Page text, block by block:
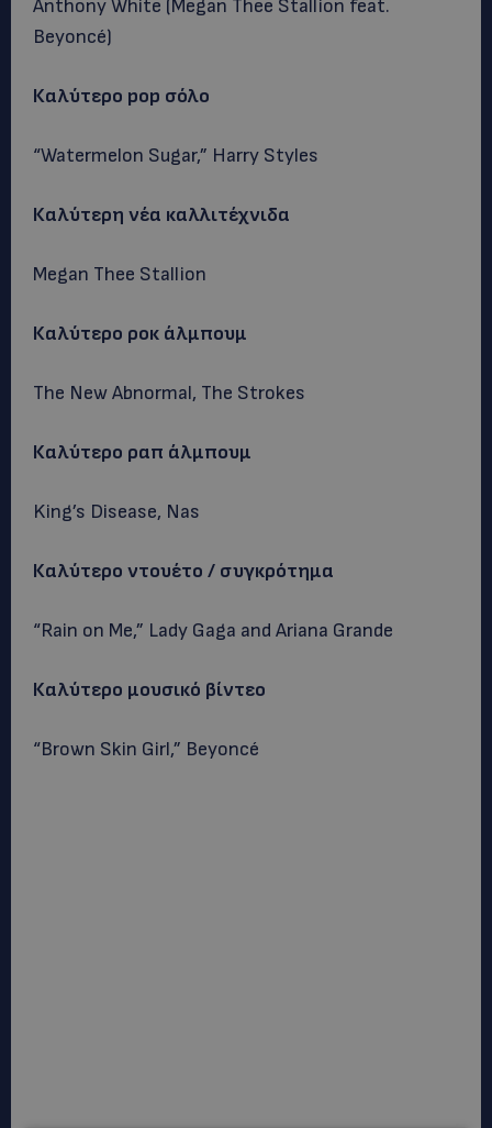
Anthony White (Megan Thee Stallion feat.
Beyoncé)
Καλύτερο pop σόλο
“Watermelon Sugar,” Harry Styles
Καλύτερη νέα καλλιτέχνιδα
Megan Thee Stallion
Καλύτερο ροκ άλμπουμ
The New Abnormal, The Strokes
Καλύτερο ραπ άλμπουμ
King’s Disease, Nas
Καλύτερο ντουέτο / συγκρότημα
“Rain on Me,” Lady Gaga and Ariana Grande
Καλύτερο μουσικό βίντεο
“Brown Skin Girl,” Beyoncé